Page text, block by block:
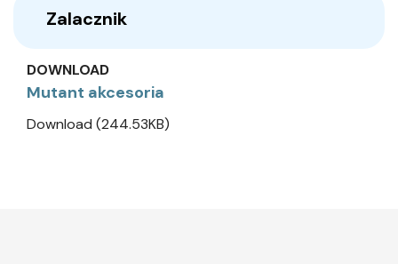
Zalacznik
DOWNLOAD
Mutant akcesoria
Download (244.53KB)